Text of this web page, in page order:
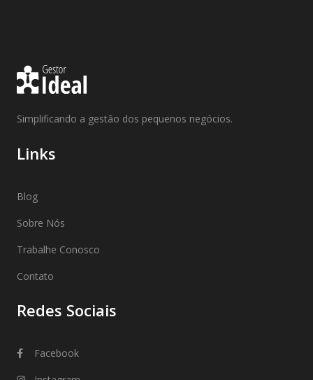
Simplificando a gestão dos pequenos negócios.
Links
Blog
Sobre Nós
Trabalhe Conosco
Contato
Redes Sociais
Facebook